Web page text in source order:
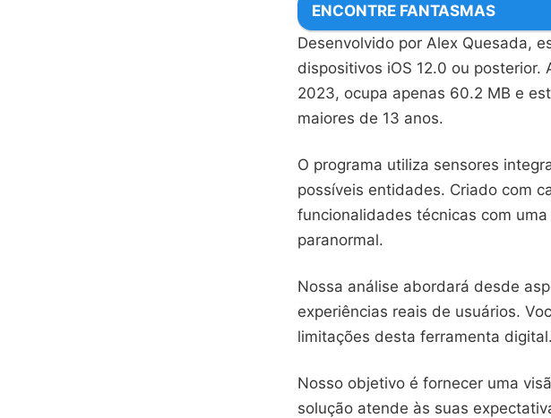
ENCONTRE FANTASMAS
Desenvolvido por Alex Quesada,
dispositivos iOS 12.0 ou
2023, ocupa apenas 60.2 MB e
maiores de 13 anos.
O programa utiliza sensores
possíveis entidades. Criado com
funcionalidades técnicas com
paranormal.
Nossa análise abordará desde
experiências reais de usuários.
limitações desta ferramenta digital.
Nosso objetivo é fornecer uma
solução atende às suas